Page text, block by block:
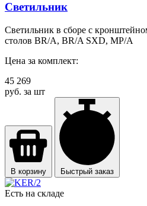
Светильник
Светильник в сборе с
столов BR/A, BR/A SXD, MP/A
Цена за комплект:
45 269
руб. за шт
В корзину Быстрый заказ
Есть на складе